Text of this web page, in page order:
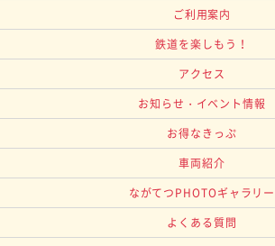
ご利用案内
鉄道を楽しもう！
アクセス
お知らせ・イベント情報
お得なきっぷ
車両紹介
ながてつPHOTOギャラリー
よくある質問